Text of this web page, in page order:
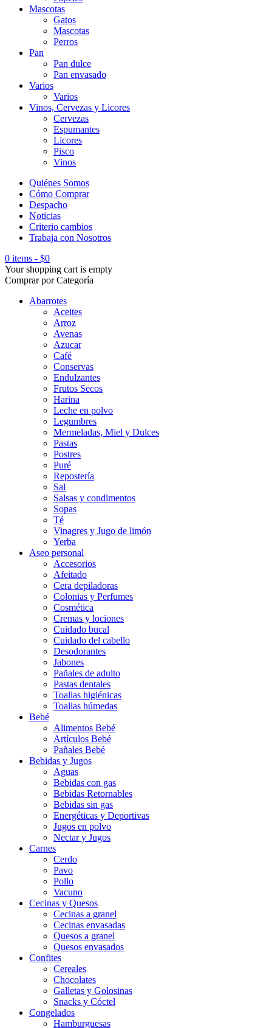
Mascotas
Gatos
Mascotas
Perros
Pan
Pan dulce
Pan envasado
Varios
Varios
Vinos, Cervezas y Licores
Cervezas
Espumantes
Licores
Pisco
Vinos
Quiénes Somos
Cómo Comprar
Despacho
Noticias
Criterio cambios
Trabaja con Nosotros
0 items - $0
Your shopping cart is empty
Comprar por Categoría
Abarrotes
Aceites
Arroz
Avenas
Azucar
Café
Conservas
Endulzantes
Frutos Secos
Harina
Leche en polvo
Legumbres
Mermeladas, Miel y Dulces
Pastas
Postres
Puré
Repostería
Sal
Salsas y condimentos
Sopas
Té
Vinagres y Jugo de limón
Yerba
Aseo personal
Accesorios
Afeitado
Cera depiladoras
Colonias y Perfumes
Cosmética
Cremas y lociones
Cuidado bucal
Cuidado del cabello
Desodorantes
Jabones
Pañales de adulto
Pastas dentales
Toallas higiénicas
Toallas húmedas
Bebé
Alimentos Bebé
Artículos Bebé
Pañales Bebé
Bebidas y Jugos
Aguas
Bebidas con gas
Bebidas Retornables
Bebidas sin gas
Energéticas y Deportivas
Jugos en polvo
Nectar y Jugos
Carnes
Cerdo
Pavo
Pollo
Vacuno
Cecinas y Quesos
Cecinas a granel
Cecinas envasadas
Quesos a granel
Quesos envasados
Confites
Cereales
Chocolates
Galletas y Golosinas
Snacks y Cóctel
Congelados
Hamburguesas